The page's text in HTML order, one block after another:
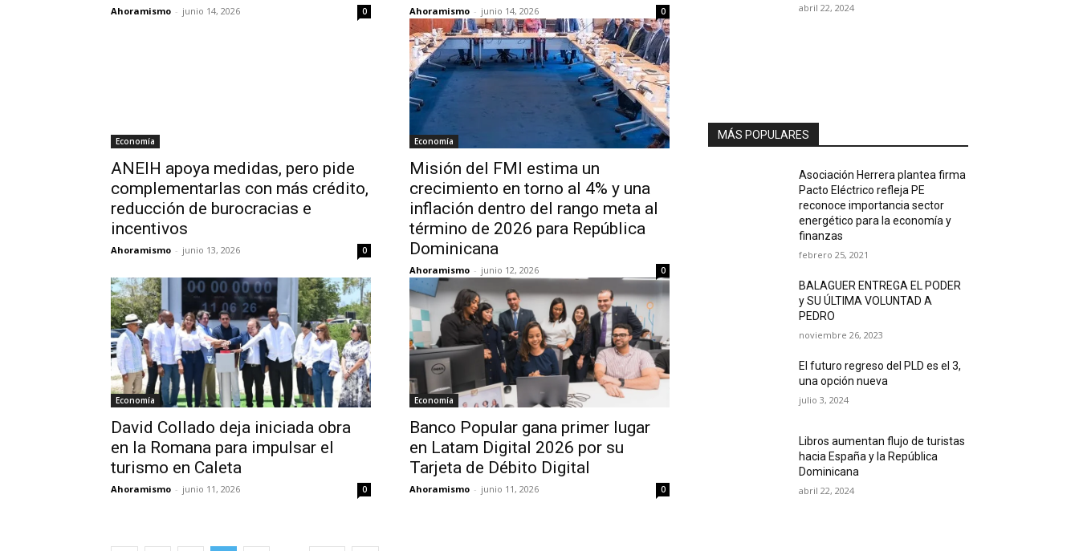
Ahoramismo - junio 14, 2026 0 Ahoramismo - junio 14, 2026 0
Economía
ANEIH apoya medidas, pero pide
complementarlas con más crédito,
reducción de burocracias e
incentivos
Ahoramismo - junio 13, 2026 0
Economía
Misión del FMI estima un
crecimiento en torno al 4% y una
inflación dentro del rango meta al
término de 2026 para República
Dominicana
Ahoramismo - junio 12, 2026 0
Economía
David Collado deja iniciada obra
en la Romana para impulsar el
turismo en Caleta
Ahoramismo - junio 11, 2026 0
Economía
Banco Popular gana primer lugar
en Latam Digital 2026 por su
Tarjeta de Débito Digital
Ahoramismo - junio 11, 2026 0
abril 22, 2024
MÁS POPULARES
Asociación Herrera plantea firma
Pacto Eléctrico refleja PE
reconoce importancia sector
energético para la economía y
finanzas
febrero 25, 2021
BALAGUER ENTREGA EL PODER
y SU ÚLTIMA VOLUNTAD A
PEDRO
noviembre 26, 2023
El futuro regreso del PLD es el 3,
una opción nueva
julio 3, 2024
Libros aumentan flujo de turistas
hacia España y la República
Dominicana
abril 22, 2024